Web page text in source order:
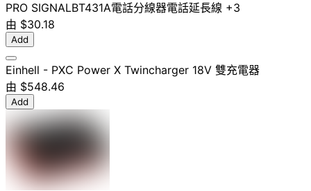
PRO SIGNALBT431A電話分線器電話延長線 +3
由 $30.18
Add
Einhell - PXC Power X Twincharger 18V 雙充電器
由 $548.46
Add